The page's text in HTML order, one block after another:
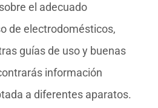
el adecuado
de electrodomésticos,
guías de uso y buenas
información
a diferentes aparatos.